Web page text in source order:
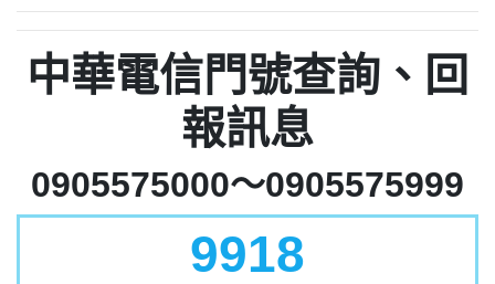
中華電信門號查詢、回
報訊息
0905575000～0905575999
9918